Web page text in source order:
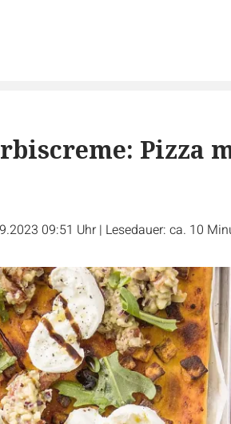
Pizza
09:51 Uhr | Lesedauer: ca. 10